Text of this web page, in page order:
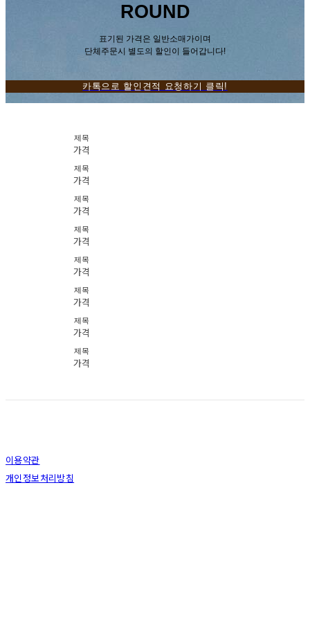
ROUND
표기된 가격은 일반소매가이며
단체주문시 별도의 할인이 들어갑니다!
카톡으로 할인견적 요청하기 클릭!
제목
가격
제목
가격
제목
가격
제목
가격
제목
가격
제목
가격
제목
가격
제목
가격
이용약관
개인정보처리방침